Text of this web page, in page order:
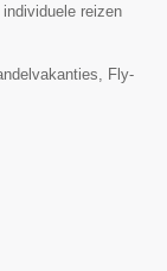
reizen
Fly-